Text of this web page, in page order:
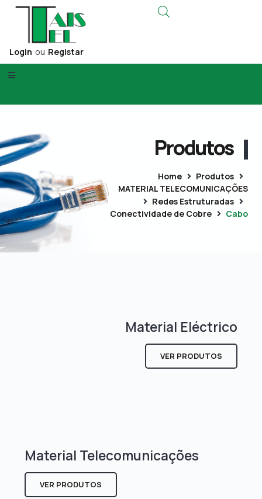
Login ou Registar
Produtos
Home
Produtos
MATERIAL TELECOMUNICAÇÕES
Redes Estruturadas
Conectividade de Cobre
Cabo
Material Eléctrico
VER PRODUTOS
Material Telecomunicações
VER PRODUTOS